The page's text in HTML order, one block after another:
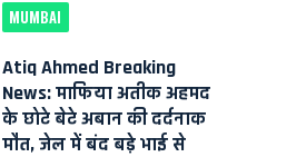
MUMBAI
Atiq Ahmed Breaking
News: माफिया अतीक अहमद
के छोटे बेटे अबान की दर्दनाक
मौत, जेल में बंद बड़े भाई से